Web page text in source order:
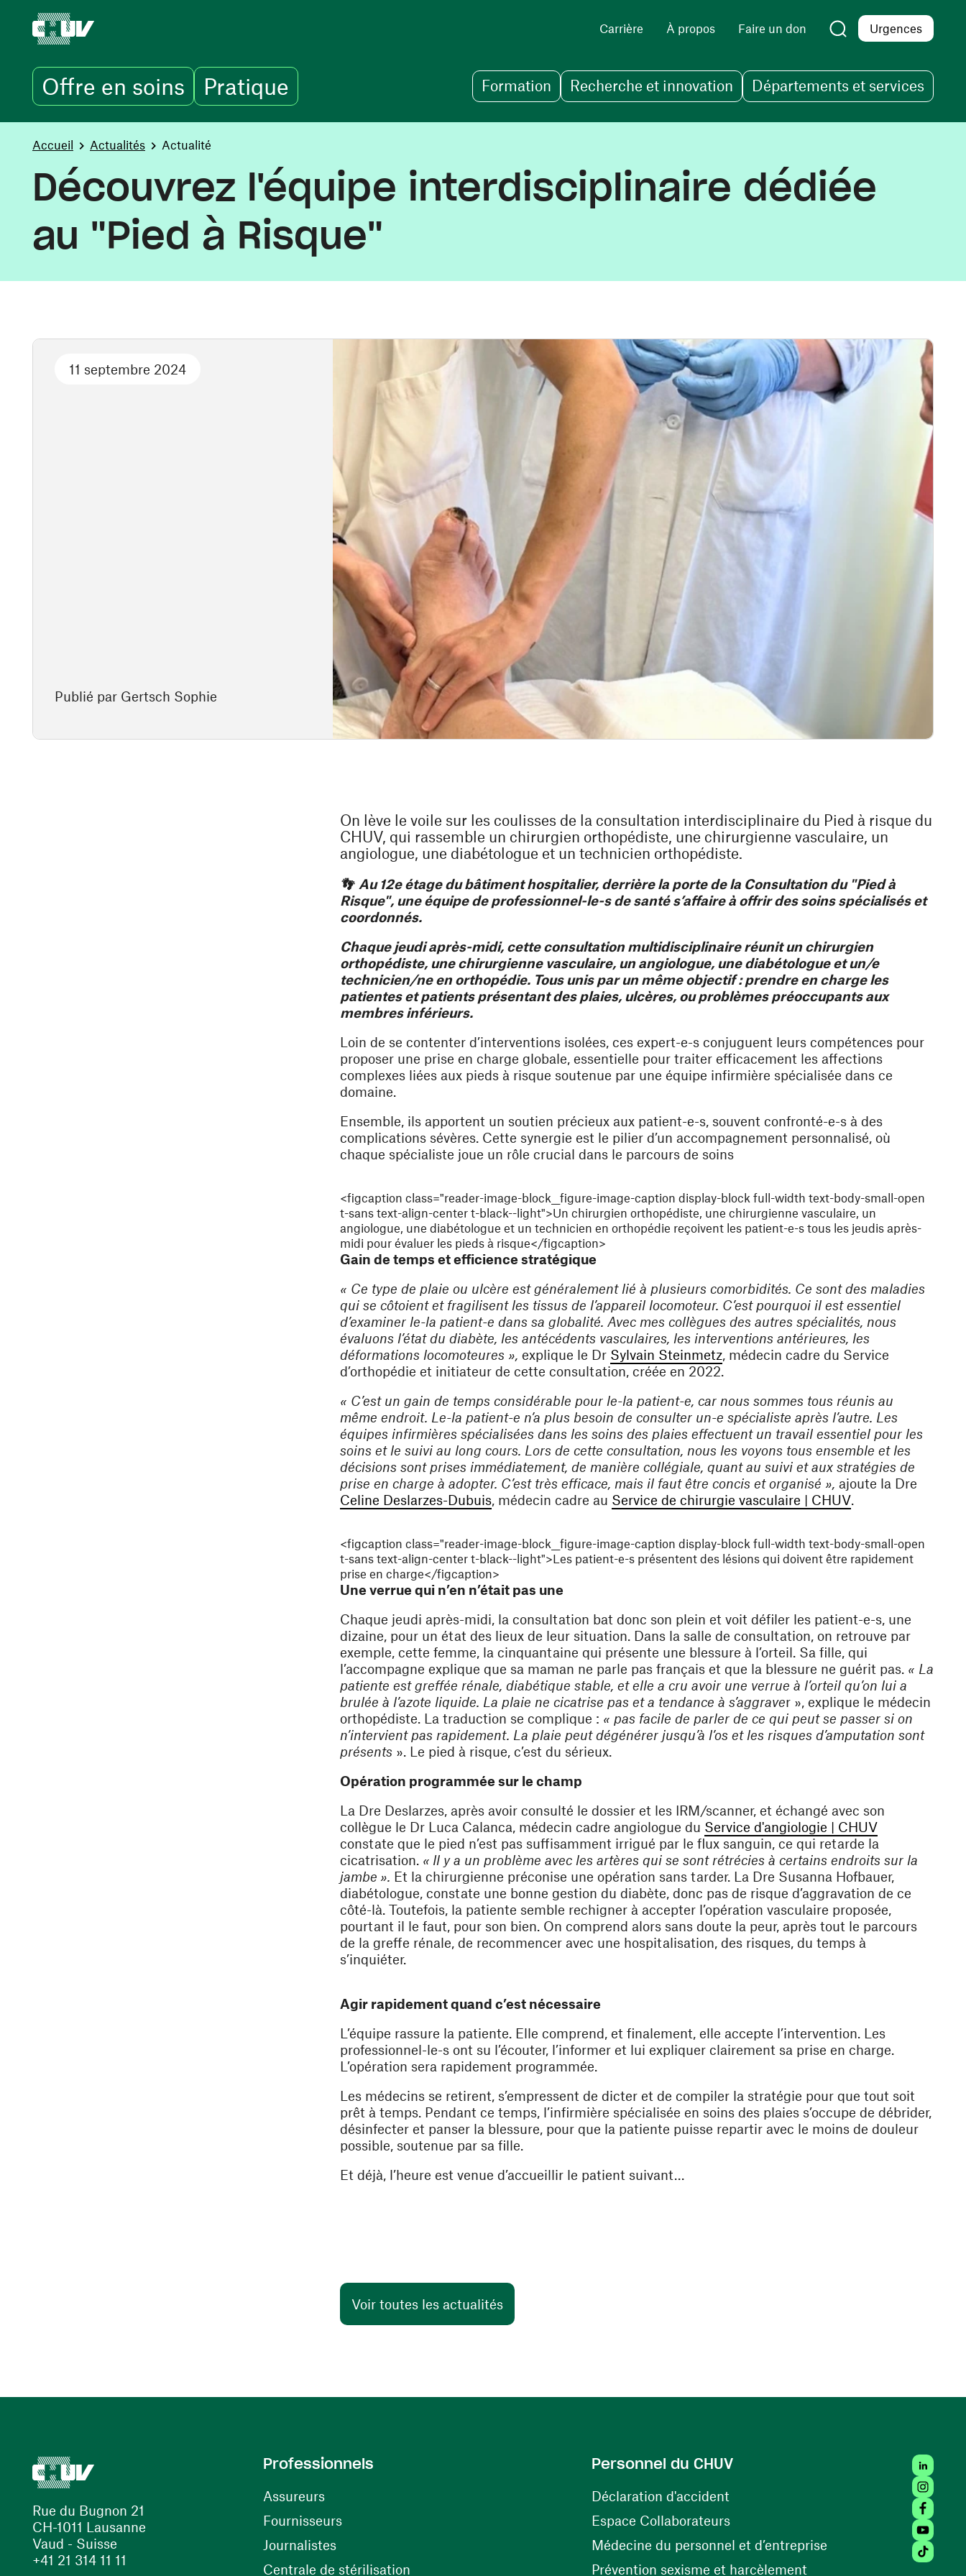
Carrière À propos Faire un don Urgences
Offre en soins Pratique Formation Recherche et innovation Départements et services
You are here:
Accueil Actualités Actualité
Découvrez l'équipe interdisciplinaire dédiée
au "Pied à Risque"
Publié par Gertsch Sophie
11 septembre 2024
On lève le voile sur les coulisses de la consultation interdisciplinaire du Pied à risque du
CHUV, qui rassemble un chirurgien orthopédiste, une chirurgienne vasculaire, un
angiologue, une diabétologue et un technicien orthopédiste.
👣 Au 12e étage du bâtiment hospitalier, derrière la porte de la Consultation du "Pied à
Risque", une équipe de professionnel-le-s de santé s’affaire à offrir des soins spécialisés et
coordonnés.
Chaque jeudi après-midi, cette consultation multidisciplinaire réunit un chirurgien
orthopédiste, une chirurgienne vasculaire, un angiologue, une diabétologue et un/e
technicien/ne en orthopédie. Tous unis par un même objectif : prendre en charge les
patientes et patients présentant des plaies, ulcères, ou problèmes préoccupants aux
membres inférieurs.
Loin de se contenter d’interventions isolées, ces expert-e-s conjuguent leurs compétences pour
proposer une prise en charge globale, essentielle pour traiter efficacement les affections
complexes liées aux pieds à risque soutenue par une équipe infirmière spécialisée dans ce
domaine.
Ensemble, ils apportent un soutien précieux aux patient-e-s, souvent confronté-e-s à des
complications sévères. Cette synergie est le pilier d’un accompagnement personnalisé, où
chaque spécialiste joue un rôle crucial dans le parcours de soins
<figcaption class="reader-image-block__figure-image-caption display-block full-width text-body-small-open
t-sans text-align-center t-black--light">Un chirurgien orthopédiste, une chirurgienne vasculaire, un
angiologue, une diabétologue et un technicien en orthopédie reçoivent les patient-e-s tous les jeudis après-
midi pour évaluer les pieds à risque</figcaption>
Gain de temps et efficience stratégique
« Ce type de plaie ou ulcère est généralement lié à plusieurs comorbidités. Ce sont des maladies
qui se côtoient et fragilisent les tissus de l’appareil locomoteur. C’est pourquoi il est essentiel
d’examiner le-la patient-e dans sa globalité. Avec mes collègues des autres spécialités, nous
évaluons l’état du diabète, les antécédents vasculaires, les interventions antérieures, les
déformations locomoteures », explique le Dr Sylvain Steinmetz(ouvre une nouvelle fenêtre)
, médecin cadre du Service
d’orthopédie et initiateur de cette consultation, créée en 2022.
« C’est un gain de temps considérable pour le-la patient-e, car nous sommes tous réunis au
même endroit. Le-la patient-e n’a plus besoin de consulter un-e spécialiste après l’autre. Les
équipes infirmières spécialisées dans les soins des plaies effectuent un travail essentiel pour les
soins et le suivi au long cours. Lors de cette consultation, nous les voyons tous ensemble et les
décisions sont prises immédiatement, de manière collégiale, quant au suivi et aux stratégies de
prise en charge à adopter. C’est très efficace, mais il faut être concis et organisé », ajoute la Dre
Celine Deslarzes-Dubuis(ouvre une nouvelle fenêtre)
, médecin cadre au Service de chirurgie vasculaire | CHUV(ouvre une
.
<figcaption class="reader-image-block__figure-image-caption display-block full-width text-body-small-open
t-sans text-align-center t-black--light">Les patient-e-s présentent des lésions qui doivent être rapidement
prise en charge</figcaption>
Une verrue qui n’en n’était pas une
Chaque jeudi après-midi, la consultation bat donc son plein et voit défiler les patient-e-s, une
dizaine, pour un état des lieux de leur situation. Dans la salle de consultation, on retrouve par
exemple, cette femme, la cinquantaine qui présente une blessure à l’orteil. Sa fille, qui
l’accompagne explique que sa maman ne parle pas français et que la blessure ne guérit pas. « La
patiente est greffée rénale, diabétique stable, et elle a cru avoir une verrue à l’orteil qu’on lui a
brulée à l’azote liquide. La plaie ne cicatrise pas et a tendance à s’aggraver », explique le médecin
orthopédiste. La traduction se complique : « pas facile de parler de ce qui peut se passer si on
n’intervient pas rapidement. La plaie peut dégénérer jusqu’à l’os et les risques d’amputation sont
présents ». Le pied à risque, c’est du sérieux.
Opération programmée sur le champ
La Dre Deslarzes, après avoir consulté le dossier et les IRM/scanner, et échangé avec son
collègue le Dr Luca Calanca, médecin cadre angiologue du Service d'angiologie | CHUV(ouvre une
constate que le pied n’est pas suffisamment irrigué par le flux sanguin, ce qui retarde la
cicatrisation. « Il y a un problème avec les artères qui se sont rétrécies à certains endroits sur la
jambe ». Et la chirurgienne préconise une opération sans tarder. La Dre Susanna Hofbauer,
diabétologue, constate une bonne gestion du diabète, donc pas de risque d’aggravation de ce
côté-là. Toutefois, la patiente semble rechigner à accepter l’opération vasculaire proposée,
pourtant il le faut, pour son bien. On comprend alors sans doute la peur, après tout le parcours
de la greffe rénale, de recommencer avec une hospitalisation, des risques, du temps à
s’inquiéter.
Agir rapidement quand c’est nécessaire
L’équipe rassure la patiente. Elle comprend, et finalement, elle accepte l’intervention. Les
professionnel-le-s ont su l’écouter, l’informer et lui expliquer clairement sa prise en charge.
L’opération sera rapidement programmée.
Les médecins se retirent, s’empressent de dicter et de compiler la stratégie pour que tout soit
prêt à temps. Pendant ce temps, l’infirmière spécialisée en soins des plaies s’occupe de débrider,
désinfecter et panser la blessure, pour que la patiente puisse repartir avec le moins de douleur
possible, soutenue par sa fille.
Et déjà, l’heure est venue d’accueillir le patient suivant…
Voir toutes les actualités
Rue du Bugnon 21
CH-1011 Lausanne
Vaud - Suisse
+41 21 314 11 11
Professionnels
Assureurs
Fournisseurs(ouvre une nouvelle fenêtre)
Journalistes
Centrale de stérilisation
Personnel du CHUV
Déclaration d'accident(ouvre une nouvelle fenêtre)
Espace Collaborateurs(ouvre une nouvelle fenêtre)
Médecine du personnel et d’entreprise(ouvre une nouvelle
Prévention sexisme et harcèlement(ouvre une nouvelle
Tiktok